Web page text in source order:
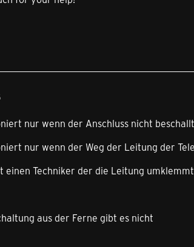
nur wenn der Anschluss nicht
nur wenn der Weg der Leitung der
einen Techniker der die Leitung
aus der Ferne gibt es nicht